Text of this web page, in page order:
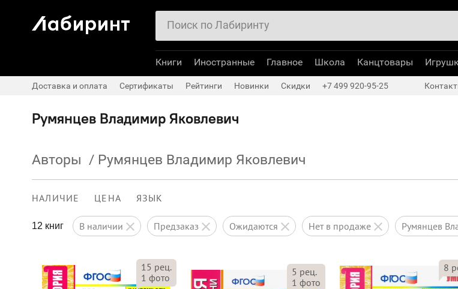
Румянцев Владимир Яковлевич
Авторы / Румянцев Владимир Яковлевич
НАЛИЧИЕ ЦЕНА ЯЗЫК
12 книг в наличии предзаказ ожидаются нет в продаже Румянцев
15 рец.
1 фото
5 рец.
1 фото
8
Книги Иностранные Главное Школа Канцтовары
Доставка и оплата Сертификаты Рейтинги Новинки Скидки +7 499 920-95-25